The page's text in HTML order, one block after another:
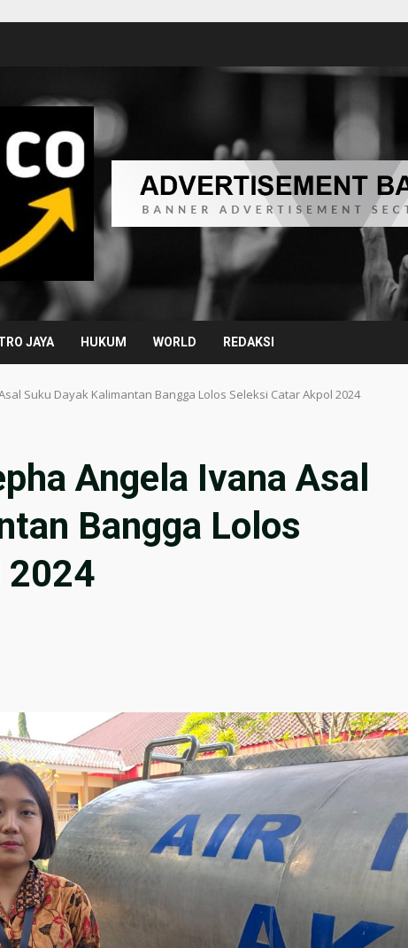
JAYA HUKUM WORLD REDAKSI
Suku Dayak Kalimantan Bangga Lolos Seleksi Catar Akpol 2024
Angela Ivana Asal
Bangga Lolos
2024